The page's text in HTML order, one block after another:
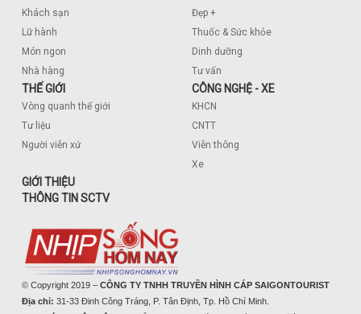
Khách sạn
Lữ hành
Món ngon
Nhà hàng
Đẹp +
Thuốc & Sức khỏe
Dinh dưỡng
Tư vấn
THẾ GIỚI
Vòng quanh thế giới
Tư liệu
Người viễn xứ
CÔNG NGHỆ - XE
KHCN
CNTT
Viễn thông
Xe
GIỚI THIỆU
THÔNG TIN SCTV
© Copyright 2019 – CÔNG TY TNHH TRUYỀN HÌNH CÁP SAIGONTOURIST
Địa chỉ: 31-33 Đinh Công Tráng, P. Tân Định, Tp. Hồ Chí Minh.